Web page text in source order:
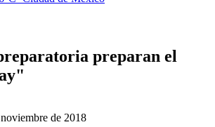
preparan el
de 2018